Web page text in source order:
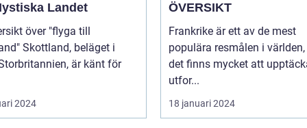
Landet
över "flyga till
beläget i
är känt för
2024
ÖVERSIKT
Frankrike är ett av de mest
populära resmålen i
det finns mycket att
utfor...
18 januari 2024